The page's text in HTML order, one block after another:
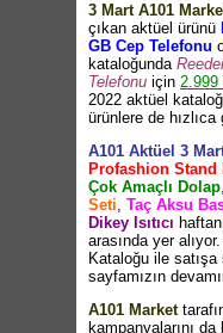
3 Mart A101
çıkan aktüel ürünü
GB Cep Telefonu
kataloğunda
Telefonu için 2.999
2022 aktüel
ürünlere de hızlıca
A101 Aktüel 3
Profashion Stand
Çok Amaçlı Dolap,
Seti, Taç Aksu
Dikey Isıtıcı
arasında yer
Kataloğu ile
sayfamızın
A101 Market
kampanyalarını